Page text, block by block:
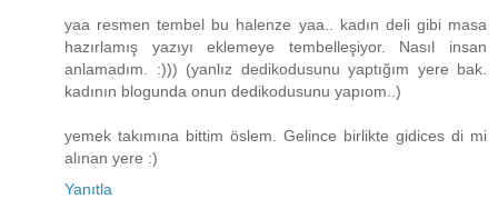
yaa resmen tembel bu halenze yaa.. kadın deli gibi masa
hazırlamış yazıyı eklemeye tembelleşiyor. Nasıl insan
anlamadım. :))) (yanlız dedikodusunu yaptığım yere bak.
kadının blogunda onun dedikodusunu yapıom..)
yemek takımına bittim öslem. Gelince birlikte gidices di mi
alınan yere :)
Yanıtla